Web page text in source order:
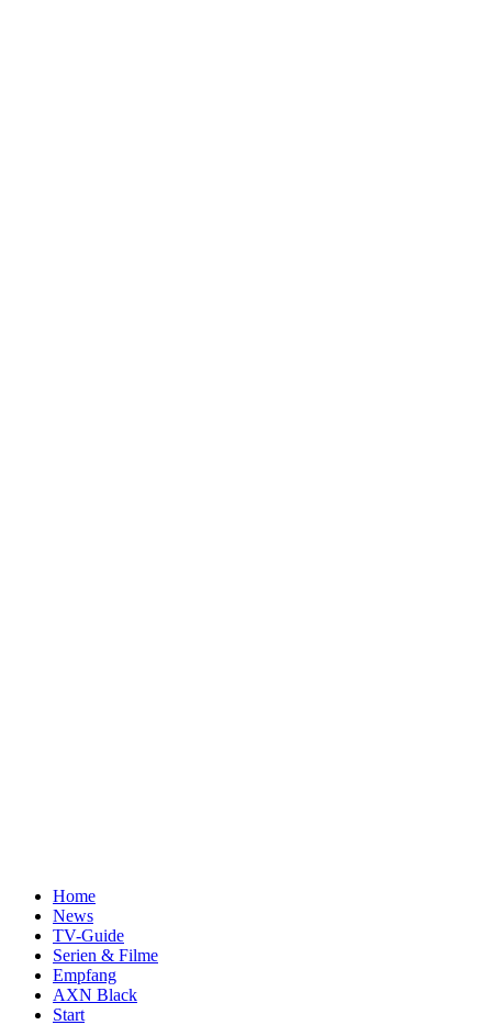
Home
News
TV-Guide
Serien & Filme
Empfang
AXN Black
Start